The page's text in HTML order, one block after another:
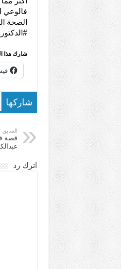
فالوعي
الصحة
شارك هذا
شاركها
السابق
قصة
اترك رد